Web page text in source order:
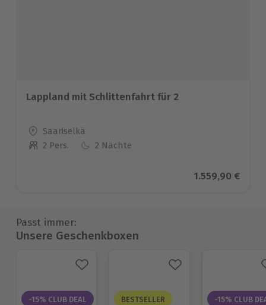
Lappland mit Schlittenfahrt für 2
Standort
Saariselkä
Anzahl der Teilnehmer
2 Pers. 2 Nächte
Aktueller Preis
1.559,90 €
Passt immer:
Unsere Geschenkboxen
-15% CLUB DEAL BESTSELLER -15% CLUB